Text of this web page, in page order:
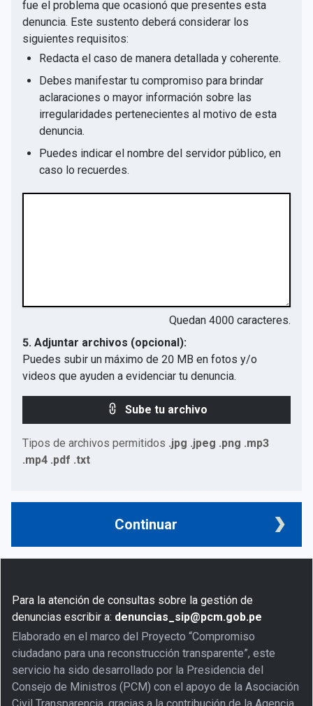
fue el problema que ocasionó que presentes esta
denuncia. Este sustento deberá considerar los
siguientes requisitos:
Redacta el caso de manera detallada y coherente.
Debes manifestar tu compromiso para brindar
aclaraciones o mayor información sobre las
irregularidades pertenecientes al motivo de esta
denuncia.
Puedes indicar el nombre del servidor público, en
caso lo recuerdes.
Quedan 4000 caracteres.
5. Adjuntar archivos (opcional):
Puedes subir un máximo de 20 MB en fotos y/o
videos que ayuden a evidenciar tu denuncia.
Sube tu archivo
Tipos de archivos permitidos .jpg .jpeg .png .mp3
.mp4 .pdf .txt
Continuar
Para la atención de consultas sobre la gestión de
denuncias escribir a: denuncias_sip@pcm.gob.pe
Elaborado en el marco del Proyecto “Compromiso
ciudadano para una reconstrucción transparente”, este
servicio ha sido desarrollado por la Presidencia del
Consejo de Ministros (PCM) con el apoyo de la Asociación